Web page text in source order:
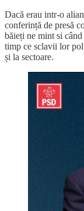
Dacă erau intr-o
conferință de presă
băieți ne mint si
timp ce sclavii lor
și la sectoare.